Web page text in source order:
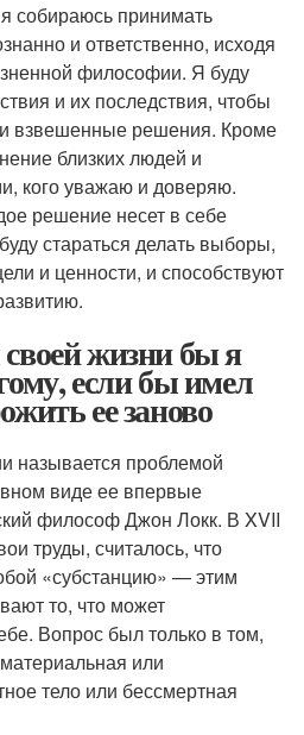
собираюсь принимать
и ответственно, исходя
философии. Я буду
и их последствия, чтобы
взвешенные решения. Кроме
близких людей и
кого уважаю и доверяю.
решение несет в себе
стараться делать выборы,
и ценности, и способствуют
жизни бы я
если бы имел
ее заново
называется проблемой
виде ее впервые
философ Джон Локк. В XVII
труды, считалось, что
«субстанцию» — этим
то, что может
Вопрос был только в том,
или
тело или бессмертная